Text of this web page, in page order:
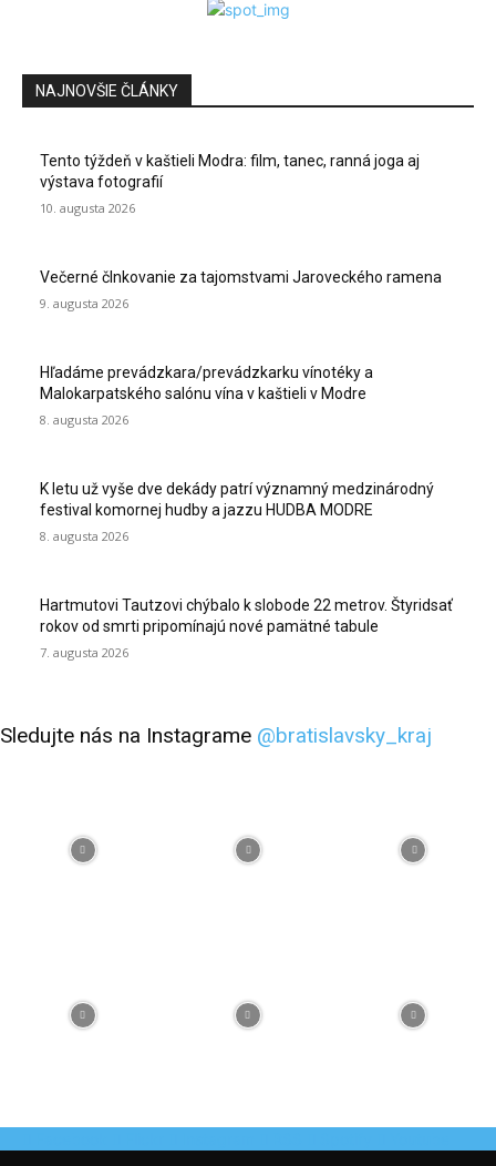
NAJNOVŠIE ČLÁNKY
Tento týždeň v kaštieli Modra: film, tanec, ranná joga aj
výstava fotografií
10. augusta 2026
Večerné člnkovanie za tajomstvami Jaroveckého ramena
9. augusta 2026
Hľadáme prevádzkara/prevádzkarku vínotéky a
Malokarpatského salónu vína v kaštieli v Modre
8. augusta 2026
K letu už vyše dve dekády patrí významný medzinárodný
festival komornej hudby a jazzu HUDBA MODRE
8. augusta 2026
Hartmutovi Tautzovi chýbalo k slobode 22 metrov. Štyridsať
rokov od smrti pripomínajú nové pamätné tabule
7. augusta 2026
Sledujte nás na Instagrame @bratislavsky_kraj